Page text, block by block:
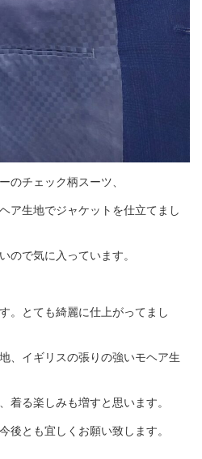
のチェック柄スーツ、
ア生地でジャケットを仕立てまし
ので気に入っています。
。とても綺麗に仕上がってまし
、イギリスの張りの強いモヘア生
着る楽しみも増すと思います。
後とも宜しくお願い致します。